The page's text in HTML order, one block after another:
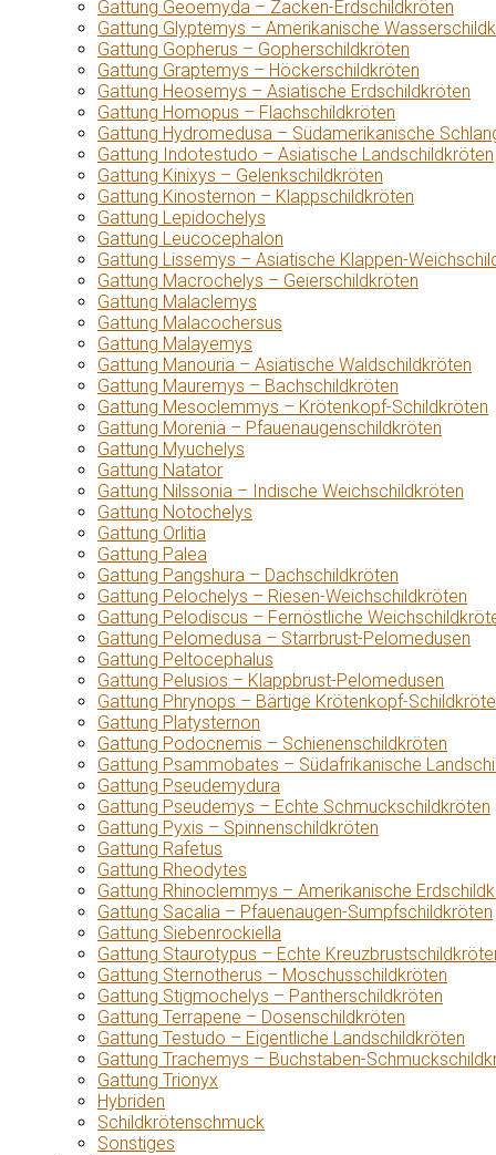
Gattung Geoemyda – Zacken-Erdschildkröten
Gattung Glyptemys – Amerikanische
Gattung Gopherus – Gopherschildkröten
Gattung Graptemys – Höckerschildkröten
Gattung Heosemys – Asiatische Erdschildkröten
Gattung Homopus – Flachschildkröten
Gattung Hydromedusa – Südamerikanische
Gattung Indotestudo – Asiatische Landschildkröten
Gattung Kinixys – Gelenkschildkröten
Gattung Kinosternon – Klappschildkröten
Gattung Lepidochelys
Gattung Leucocephalon
Gattung Lissemys – Asiatische Klappen-
Gattung Macrochelys – Geierschildkröten
Gattung Malaclemys
Gattung Malacochersus
Gattung Malayemys
Gattung Manouria – Asiatische Waldschildkröten
Gattung Mauremys – Bachschildkröten
Gattung Mesoclemmys – Krötenkopf-Schildkröten
Gattung Morenia – Pfauenaugenschildkröten
Gattung Myuchelys
Gattung Natator
Gattung Nilssonia – Indische Weichschildkröten
Gattung Notochelys
Gattung Orlitia
Gattung Palea
Gattung Pangshura – Dachschildkröten
Gattung Pelochelys – Riesen-Weichschildkröten
Gattung Pelodiscus – Fernöstliche
Gattung Pelomedusa – Starrbrust-Pelomedusen
Gattung Peltocephalus
Gattung Pelusios – Klappbrust-Pelomedusen
Gattung Phrynops – Bärtige Krötenkopf-
Gattung Platysternon
Gattung Podocnemis – Schienenschildkröten
Gattung Psammobates – Südafrikanische
Gattung Pseudemydura
Gattung Pseudemys – Echte Schmuckschildkröten
Gattung Pyxis – Spinnenschildkröten
Gattung Rafetus
Gattung Rheodytes
Gattung Rhinoclemmys – Amerikanische
Gattung Sacalia – Pfauenaugen-Sumpfschildkröten
Gattung Siebenrockiella
Gattung Staurotypus – Echte
Gattung Sternotherus – Moschusschildkröten
Gattung Stigmochelys – Pantherschildkröten
Gattung Terrapene – Dosenschildkröten
Gattung Testudo – Eigentliche Landschildkröten
Gattung Trachemys – Buchstaben-
Gattung Trionyx
Hybriden
Schildkrötenschmuck
Sonstiges